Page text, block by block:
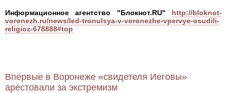
Информационное агентство "Блокнот.RU"
http://bloknot-
voronezh.ru/news/led-tronulsya-v-voronezhe-vpervye-osudili-
religioz-678888#top
Впервые в Воронеже «свидетеля Иеговы»
арестовали за экстремизм